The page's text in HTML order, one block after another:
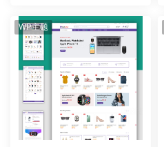
WP主题